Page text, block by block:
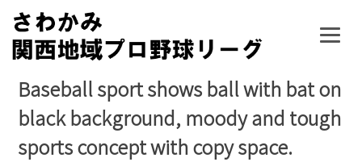
Skip
content
Baseball sport shows ball with bat on
black background, moody and tough
sports concept with copy space.